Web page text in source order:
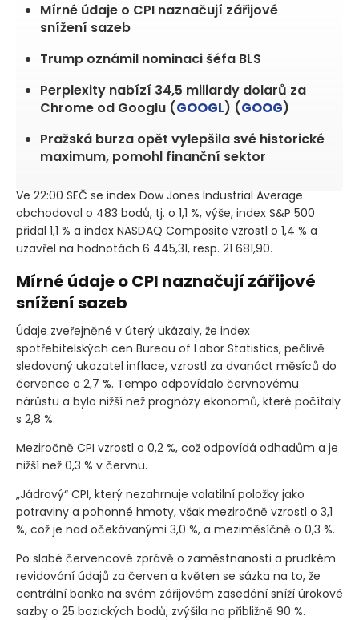
Mírné údaje o CPI naznačují zářijové
snížení sazeb
Trump oznámil nominaci šéfa BLS
Perplexity nabízí 34,5 miliardy dolarů za
Chrome od Googlu (GOOGL) (GOOG)
Pražská burza opět vylepšila své historické
maximum, pomohl finanční sektor
Ve 22:00 SEČ se index Dow Jones Industrial Average
obchodoval o 483 bodů, tj. o 1,1 %, výše, index S&P 500
přidal 1,1 % a index NASDAQ Composite vzrostl o 1,4 % a
uzavřel na hodnotách 6 445,31, resp. 21 681,90.
Mírné údaje o CPI naznačují zářijové
snížení sazeb
Údaje zveřejněné v úterý ukázaly, že index
spotřebitelských cen Bureau of Labor Statistics, pečlivě
sledovaný ukazatel inflace, vzrostl za dvanáct měsíců do
července o 2,7 %. Tempo odpovídalo červnovému
nárůstu a bylo nižší než prognózy ekonomů, které počítaly
s 2,8 %.
Meziročně CPI vzrostl o 0,2 %, což odpovídá odhadům a je
nižší než 0,3 % v červnu.
„Jádrový“ CPI, který nezahrnuje volatilní položky jako
potraviny a pohonné hmoty, však meziročně vzrostl o 3,1
%, což je nad očekávanými 3,0 %, a meziměsíčně o 0,3 %.
Po slabé červencové zprávě o zaměstnanosti a prudkém
revidování údajů za červen a květen se sázka na to, že
centrální banka na svém zářijovém zasedání sníží úrokové
sazby o 25 bazických bodů, zvýšila na přibližně 90 %.